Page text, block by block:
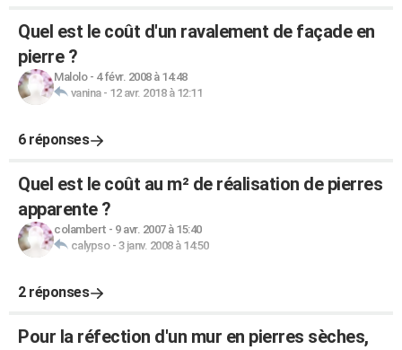
Quel est le coût d'un ravalement de façade en
pierre ?
Malolo- 4 févr. 2008 à 14:48
vanina- 12 avr. 2018 à 12:11
6 réponses
Quel est le coût au m² de réalisation de pierres
apparente ?
colambert - 9 avr. 2007 à 15:40
calypso- 3 janv. 2008 à 14:50
2 réponses
Pour la réfection d'un mur en pierres sèches,